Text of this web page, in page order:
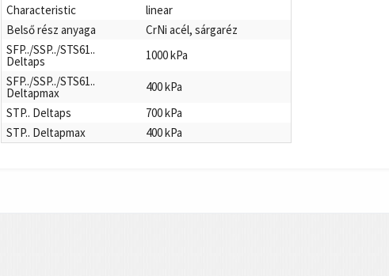
Characteristic
linear
Belső rész anyaga
CrNi acél, sárgaréz
SFP../SSP../STS61..
Deltaps
1000 kPa
SFP../SSP../STS61..
Deltapmax
400 kPa
STP.. Deltaps
700 kPa
STP.. Deltapmax
400 kPa